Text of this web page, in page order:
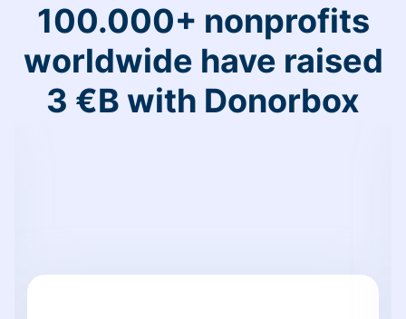
100.000+ nonprofits
worldwide have raised
3 €B with Donorbox